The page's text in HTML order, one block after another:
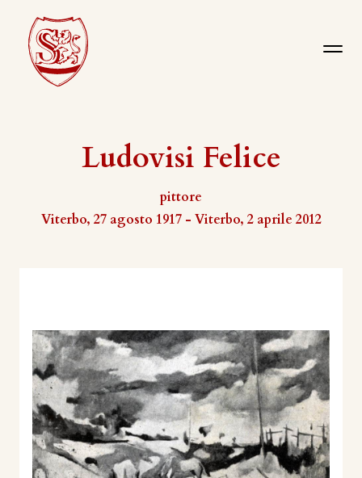
Ludovisi Felice
pittore
Viterbo, 27 agosto 1917 - Viterbo, 2 aprile 2012